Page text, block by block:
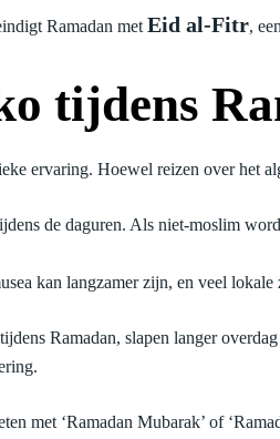
Ramadan met Eid al-Fitr,
tijdens
ervaring. Hoewel reizen over het
de daguren. Als niet-moslim
kan langzamer zijn, en veel
Ramadan, slapen langer
met ‘Ramadan Mubarak’ of